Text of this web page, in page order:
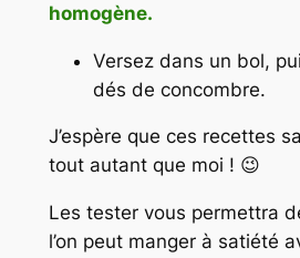
homogène.
Versez dans un bol,
dés de concombre.
J’espère que ces recettes
tout autant que moi ! 😉
Les tester vous permettra
l’on peut manger à satiété